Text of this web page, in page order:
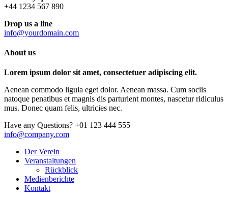
+44 1234 567 890
Drop us a line
info@yourdomain.com
About us
Lorem ipsum dolor sit amet, consectetuer adipiscing elit.
Aenean commodo ligula eget dolor. Aenean massa. Cum sociis
natoque penatibus et magnis dis parturient montes, nascetur ridiculus
mus. Donec quam felis, ultricies nec.
Have any Questions? +01 123 444 555
info@company.com
Der Verein
Veranstaltungen
Rückblick
Medienberichte
Kontakt